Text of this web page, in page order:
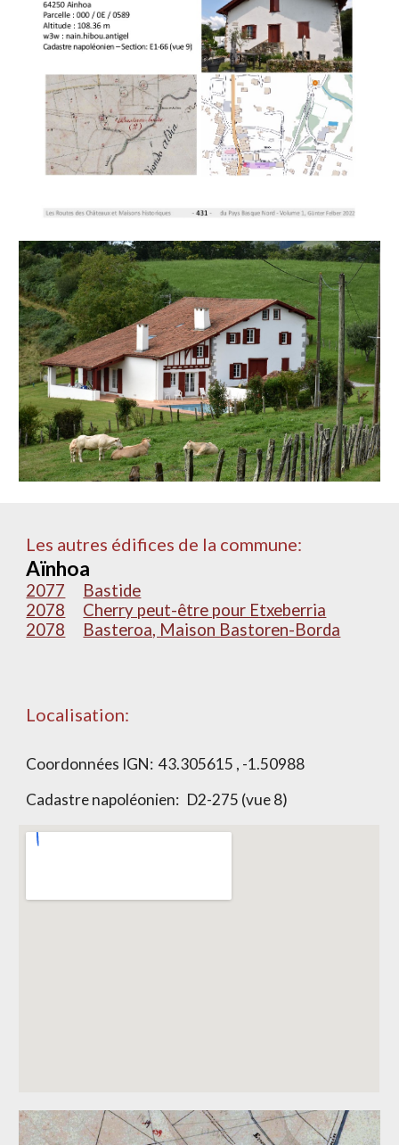
Les autres édifices de la commune:
Aïnhoa
2077
Bastide
2078
Cherry peut-être pour Etxeberria
2078
Basteroa, Maison Bastoren-Borda
Localisation:
Coordonnées IGN:43.305615 , -1.50988
Cadastre napoléonien: D2-275 (vue 8)